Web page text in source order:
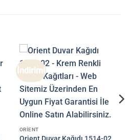
İndirim!
ORIENT